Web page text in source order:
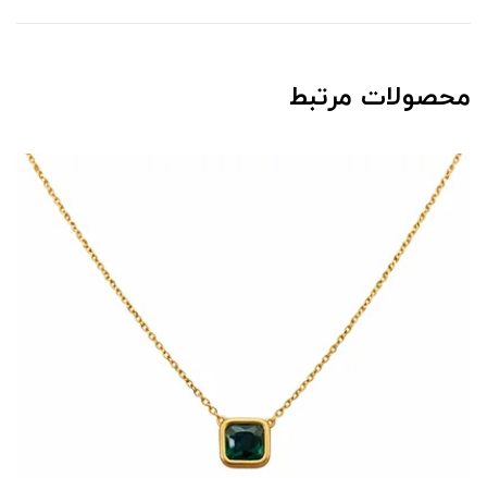
محصولات مرتبط